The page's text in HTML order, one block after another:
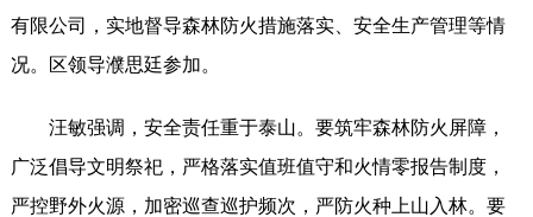
有限公司，实地督导森林防火措施落实、安全生产管理等情
况。区领导濮思廷参加。
汪敏强调，安全责任重于泰山。要筑牢森林防火屏障，
广泛倡导文明祭祀，严格落实值班值守和火情零报告制度，
严控野外火源，加密巡查巡护频次，严防火种上山入林。要